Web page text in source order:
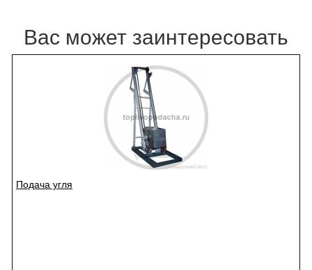
Вас может заинтересовать
Подача угля